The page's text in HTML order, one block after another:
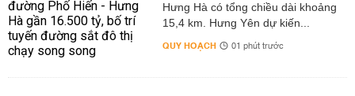
Hưng Hà có tổng chiều dài khoảng
15,4 km. Hưng Yên dự kiến...
QUY HOẠCH 01 phút trước